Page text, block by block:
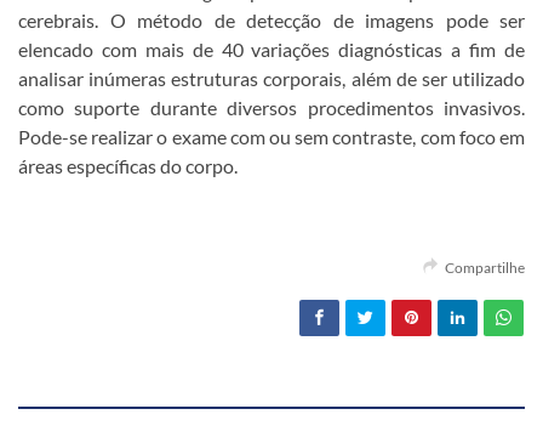
cerebrais. O método de detecção de imagens pode ser
elencado com mais de 40 variações diagnósticas a fim de
analisar inúmeras estruturas corporais, além de ser utilizado
como suporte durante diversos procedimentos invasivos.
Pode-se realizar o exame com ou sem contraste, com foco em
áreas específicas do corpo.
Compartilhe